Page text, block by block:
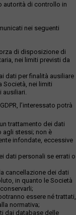
autorità di controllo in
nei seguenti
di disposizione di
nei limiti previsti da
dati per finalità ausiliare
Società, nei limiti
ausiliari.
l’interessato potrà
trattamento dei dati
agli stessi; non è
infondate, eccessive
dati personali se errati o
cancellazione dei dati
in quanto le Società
essere né trattati,
normativa;
dai database delle